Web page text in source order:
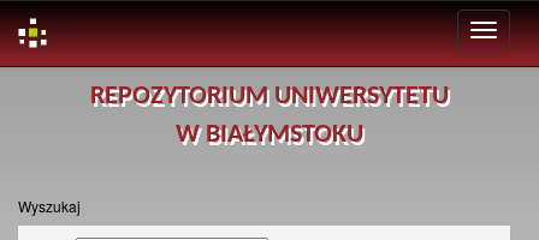
REPOZYTORIUM UNIWERSYTETU
W BIAŁYMSTOKU
Wyszukaj